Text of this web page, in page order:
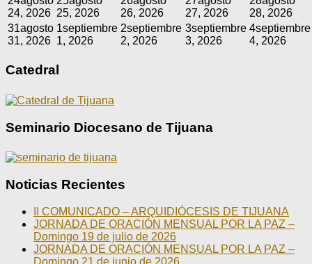
24, 2026 25, 2026
26, 2026
27, 2026
28, 2026
31agosto
31, 2026
1septiembre
1, 2026
2septiembre
2, 2026
3septiembre
3, 2026
4septiembre
4, 2026
Catedral
Seminario Diocesano de Tijuana
Noticias Recientes
II COMUNICADO – ARQUIDIÓCESIS DE TIJUANA
JORNADA DE ORACIÓN MENSUAL POR LA PAZ –
Domingo 19 de julio de 2026
JORNADA DE ORACIÓN MENSUAL POR LA PAZ –
Domingo 21 de junio de 2026